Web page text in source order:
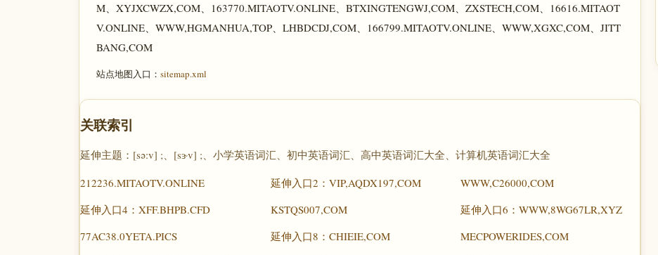
M、XYJXCWZX,COM、163770.MITAOTV.ONLINE、BTXINGTENGWJ,COM、ZXSTECH,COM、16616.MITAOT
V.ONLINE、WWW,HGMANHUA,TOP、LHBDCDJ,COM、166799.MITAOTV.ONLINE、WWW,XGXC,COM、JITT
BANG,COM
站点地图入口： sitemap.xml
关联索引
延伸主题：[sə:v] ;、[sɝv] ;、小学英语词汇、初中英语词汇、高中英语词汇大全、计算机英语词汇大全
212236.MITAOTV.ONLINE
延伸入口2：VIP,AQDX197,COM
WWW,C26000,COM
延伸入口4：XFF.BHPB.CFD
KSTQS007,COM
延伸入口6：WWW,8WG67LR,XYZ
77AC38.0YETA.PICS
延伸入口8：CHIEIE,COM
MECPOWERIDES,COM